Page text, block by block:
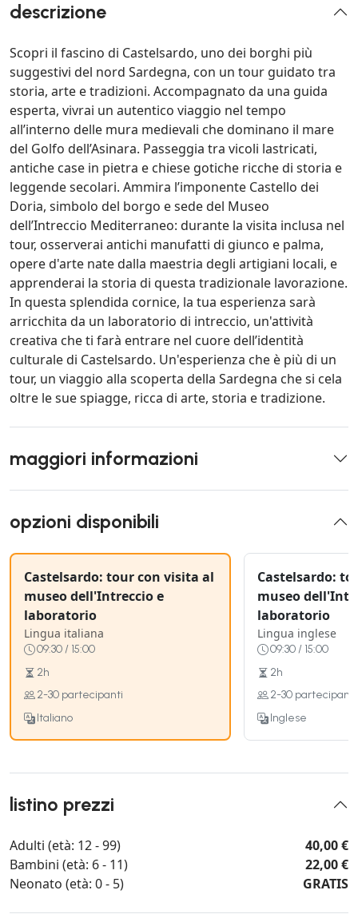
descrizione
Scopri il fascino di Castelsardo, uno dei borghi più
suggestivi del nord Sardegna, con un tour guidato tra
storia, arte e tradizioni. Accompagnato da una guida
esperta, vivrai un autentico viaggio nel tempo
all’interno delle mura medievali che dominano il mare
del Golfo dell’Asinara. Passeggia tra vicoli lastricati,
antiche case in pietra e chiese gotiche ricche di storia e
leggende secolari. Ammira l’imponente Castello dei
Doria, simbolo del borgo e sede del Museo
dell’Intreccio Mediterraneo: durante la visita inclusa nel
tour, osserverai antichi manufatti di giunco e palma,
opere d'arte nate dalla maestria degli artigiani locali, e
apprenderai la storia di questa tradizionale lavorazione.
In questa splendida cornice, la tua esperienza sarà
arricchita da un laboratorio di intreccio, un'attività
creativa che ti farà entrare nel cuore dell’identità
culturale di Castelsardo. Un'esperienza che è più di un
tour, un viaggio alla scoperta della Sardegna che si cela
oltre le sue spiagge, ricca di arte, storia e tradizione.
maggiori informazioni
opzioni disponibili
Castelsardo: tour con visita al
museo dell'Intreccio e
laboratorio
Lingua italiana
09:30 / 15:00
2h
2-30 partecipanti
Italiano
Castelsardo:
museo
laboratorio
Lingua inglese
09:30 / 15:00
2h
2-30 partecipanti
Inglese
listino prezzi
Adulti (età: 12 - 99)
40,00 €
Bambini (età: 6 - 11)
22,00 €
Neonato (età: 0 - 5)
GRATIS